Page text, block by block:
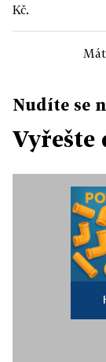
Kč.
Nudíte se
Vyřešte